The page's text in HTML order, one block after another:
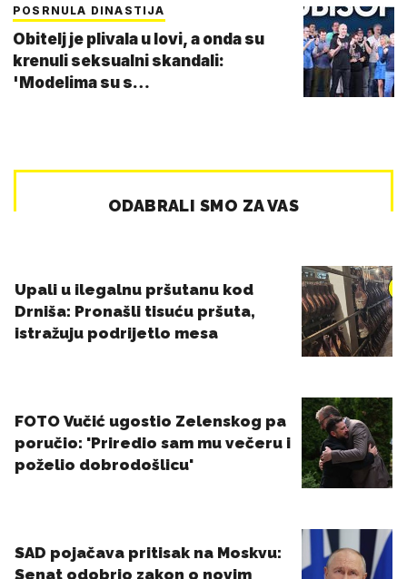
POSRNULA DINASTIJA
Obitelj je plivala u lovi, a onda su
krenuli seksualni skandali:
'Modelima su s…